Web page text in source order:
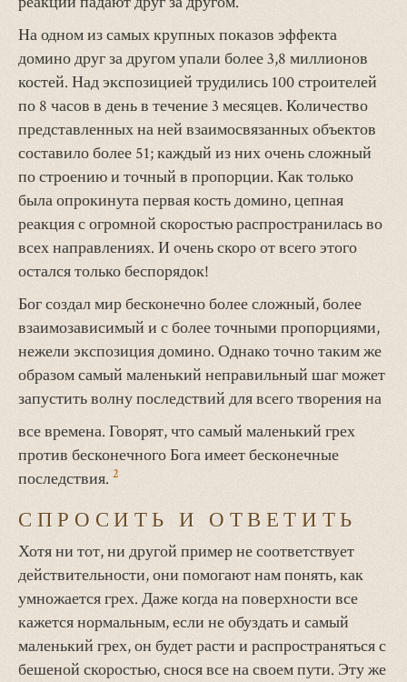
На одном из самых крупных показов эффекта
домино друг за другом упали более 3,8 миллионов
костей. Над экспозицией трудились 100 строителей
по 8 часов в день в течение 3 месяцев. Количество
представленных на ней взаимосвязанных объектов
составило более 51; каждый из них очень сложный
по строению и точный в пропорции. Как только
была опрокинута первая кость домино, цепная
реакция с огромной скоростью распространилась во
всех направлениях. И очень скоро от всего этого
остался только беспорядок!
Бог создал мир бесконечно более сложный, более
взаимозависимый и с более точными пропорциями,
нежели экспозиция домино. Однако точно таким же
образом самый маленький неправильный шаг может
запустить волну последствий для всего творения на
все времена. Говорят, что самый маленький грех
против бесконечного Бога имеет бесконечные
последствия. 2
СПРОСИТЬ И ОТВЕТИТЬ
Хотя ни тот, ни другой пример не соответствует
действительности, они помогают нам понять, как
умножается грех. Даже когда на поверхности все
кажется нормальным, если не обуздать и самый
маленький грех, он будет расти и распространяться с
бешеной скоростью, снося все на своем пути. Эту же